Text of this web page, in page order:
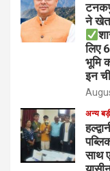
ने
लिए
भूमि
इन
अन्य
साथ